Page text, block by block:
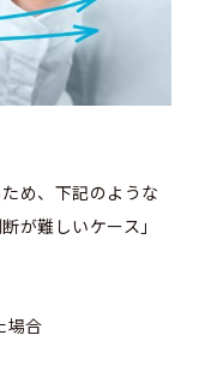
め、下記のような
が難しいケース」
場合